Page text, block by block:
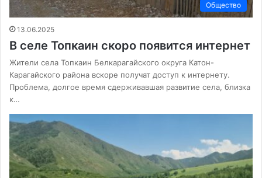
Общество
13.06.2025
В селе Топкаин скоро появится интернет
Жители села Топкаин Белкарагайского округа Катон-
Карагайского района вскоре получат доступ к интернету.
Проблема, долгое время сдерживавшая развитие села, близка
к…